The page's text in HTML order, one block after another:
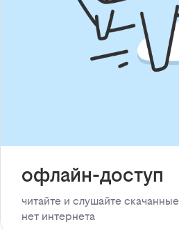
офлайн-доступ
читайте и слушайте
нет интернета